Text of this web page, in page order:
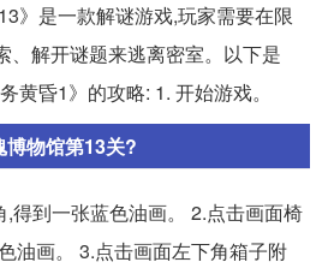
》是一款解谜游戏,玩家需要在限
、解开谜题来逃离密室。以下是
黄昏1》的攻略: 1. 开始游戏。
物馆第13关?
得到一张蓝色油画。 2.点击画面椅
油画。 3.点击画面左下角箱子附